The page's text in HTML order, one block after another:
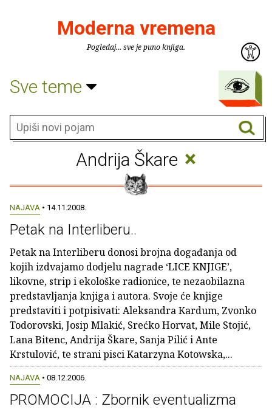
Moderna vremena
Pogledaj... sve je puno knjiga.
Sve teme
Andrija Škare ×
NAJAVA • 14.11.2008.
Petak na Interliberu..
Petak na Interliberu donosi brojna događanja od
kojih izdvajamo dodjelu nagrade ‘LICE KNJIGE’,
likovne, strip i ekološke radionice, te nezaobilazna
predstavljanja knjiga i autora. Svoje će knjige
predstaviti i potpisivati: Aleksandra Kardum, Zvonko
Todorovski, Josip Mlakić, Srećko Horvat, Mile Stojić,
Lana Bitenc, Andrija Škare, Sanja Pilić i Ante
Krstulović, te strani pisci Katarzyna Kotowska,...
NAJAVA • 08.12.2006.
PROMOCIJA : Zbornik eventualizma